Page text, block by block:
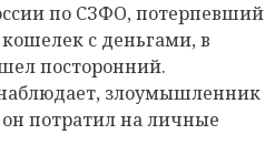
по СЗФО, потерпевший
с деньгами, в
посторонний.
злоумышленник
потратил на личные